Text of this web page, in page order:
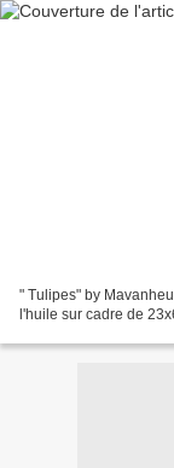
" Tulipes" by
l'huile sur cadre de